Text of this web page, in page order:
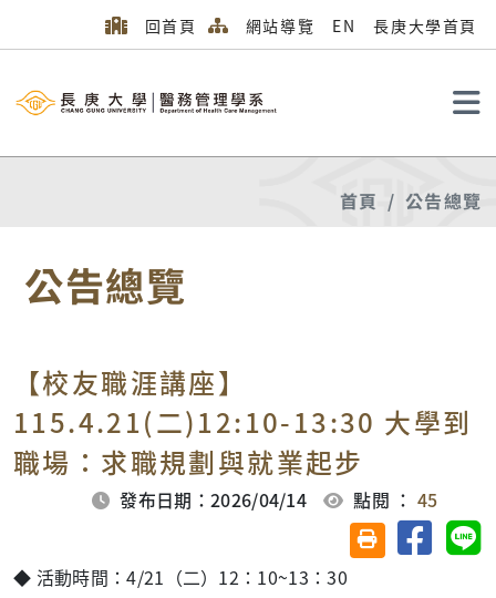
回首頁 網站導覽 EN 長庚大學首頁
首頁 公告總覽
公告總覽
【校友職涯講座】
115.4.21(二)12:10-13:30 大學到
職場：求職規劃與就業起步
發布日期：2026/04/14 點閱 ：45
友善列印(另開視
分享至
◆ 活動時間：4/21（二）12：10~13：30